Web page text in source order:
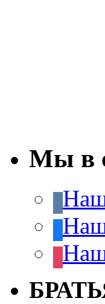
Мы в